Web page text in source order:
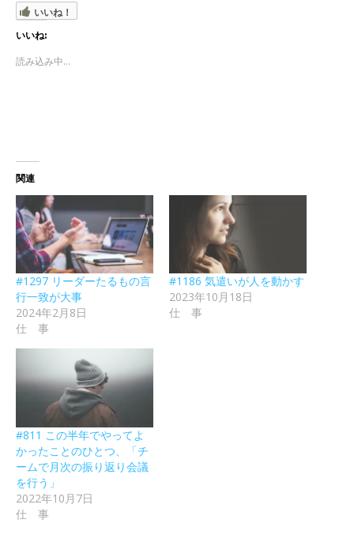
いいね！
いいね:
読み込み中...
関連
#1297 リーダーたるもの言
行一致が大事
2024年2月8日
仕 事
#1186 気遣いが人を動かす
2023年10月18日
仕 事
#811 この半年でやってよ
かったことのひとつ、「チ
ームで月次の振り返り会議
を行う」
2022年10月7日
仕 事